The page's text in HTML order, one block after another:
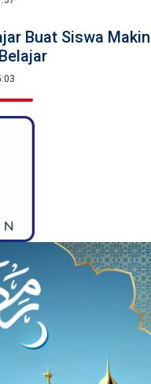
Buat Siswa Makin